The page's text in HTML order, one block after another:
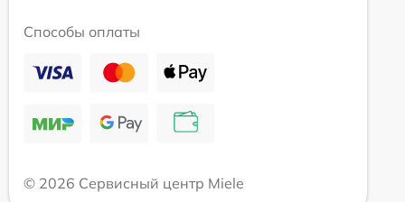
Способы оплаты
© 2026 Сервисный центр Miele